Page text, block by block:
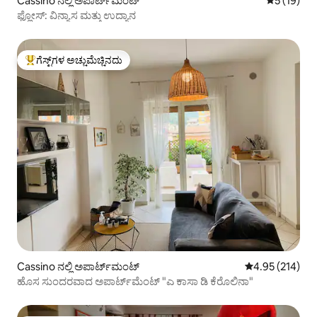
ಫ್ಲೋಸ್: ವಿನ್ಯಾಸ ಮತ್ತು ಉದ್ಯಾನ
ಗೆಸ್ಟ್‌ಗಳಿಗೆ ಅತಿ ಹೆಚ್ಚು ಅಚ್ಚುಮೆಚ್ಚಿನದು
ಗೆಸ್ಟ್‌ಗಳ ಅಚ್ಚುಮೆಚ್ಚಿನದು
Cassino ನಲ್ಲಿ ಅಪಾರ್ಟ್‌ಮಂಟ್ 5 ರಲ್ಲಿ 4.95
4.95 (214)
ಹೊಸ ಸುಂದರವಾದ ಅಪಾರ್ಟ್‌ಮೆಂಟ್ "ಎ ಕಾಸಾ ಡಿ ಕೆರೊಲಿನಾ"